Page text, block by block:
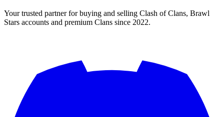
Your trusted partner for buying and selling Clash of Clans, Brawl
Stars accounts and premium Clans since 2022.